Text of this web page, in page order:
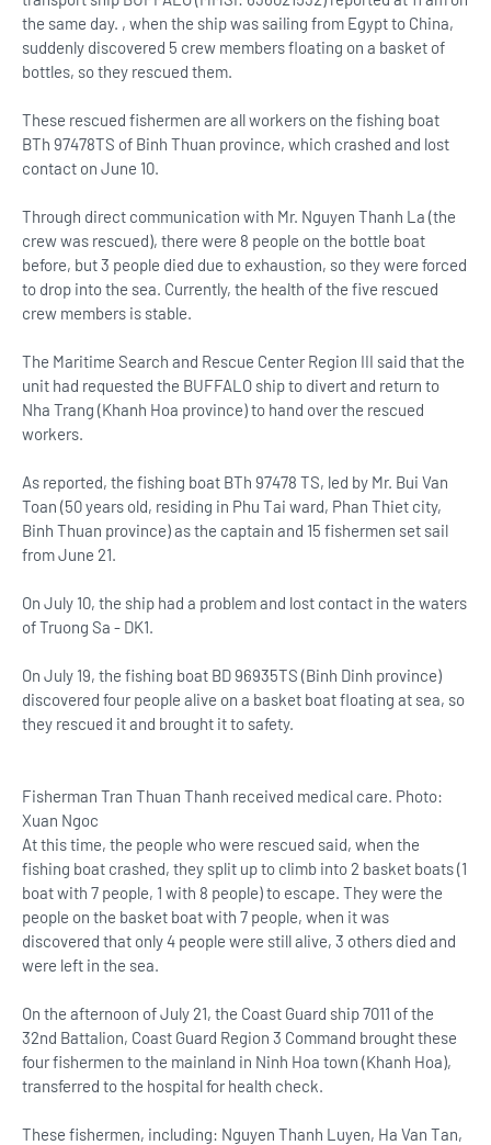
the same day. , when the ship was sailing from Egypt to China,
suddenly discovered 5 crew members floating on a basket of
bottles, so they rescued them.
These rescued fishermen are all workers on the fishing boat
BTh 97478TS of Binh Thuan province, which crashed and lost
contact on June 10.
Through direct communication with Mr. Nguyen Thanh La (the
crew was rescued), there were 8 people on the bottle boat
before, but 3 people died due to exhaustion, so they were forced
to drop into the sea. Currently, the health of the five rescued
crew members is stable.
The Maritime Search and Rescue Center Region III said that the
unit had requested the BUFFALO ship to divert and return to
Nha Trang (Khanh Hoa province) to hand over the rescued
workers.
As reported, the fishing boat BTh 97478 TS, led by Mr. Bui Van
Toan (50 years old, residing in Phu Tai ward, Phan Thiet city,
Binh Thuan province) as the captain and 15 fishermen set sail
from June 21.
On July 10, the ship had a problem and lost contact in the waters
of Truong Sa - DK1.
On July 19, the fishing boat BD 96935TS (Binh Dinh province)
discovered four people alive on a basket boat floating at sea, so
they rescued it and brought it to safety.
Fisherman Tran Thuan Thanh received medical care. Photo:
Xuan Ngoc
At this time, the people who were rescued said, when the
fishing boat crashed, they split up to climb into 2 basket boats (1
boat with 7 people, 1 with 8 people) to escape. They were the
people on the basket boat with 7 people, when it was
discovered that only 4 people were still alive, 3 others died and
were left in the sea.
On the afternoon of July 21, the Coast Guard ship 7011 of the
32nd Battalion, Coast Guard Region 3 Command brought these
four fishermen to the mainland in Ninh Hoa town (Khanh Hoa),
transferred to the hospital for health check.
These fishermen, including: Nguyen Thanh Luyen, Ha Van Tan,